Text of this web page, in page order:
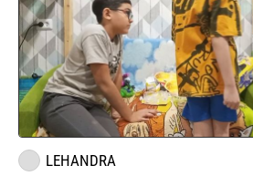
LEHANDRA